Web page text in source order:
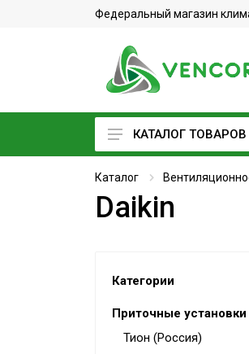
Федеральный магазин
Кондиционеры
Фреон
Увлажнители воздуха
Мойки воздуха
Водонагреватели
КАТАЛОГ ТОВАРОВ
Каталог
Daikin
Категории
Приточные установки
Тион (Россия)